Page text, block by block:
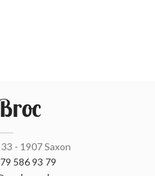
- 1907 Saxon
586 93 79